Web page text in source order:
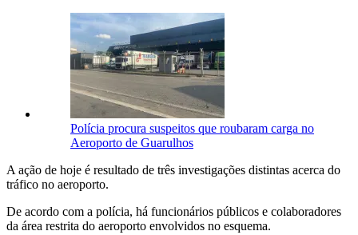
Polícia procura suspeitos que roubaram carga no
Aeroporto de Guarulhos
A ação de hoje é resultado de três investigações distintas acerca do
tráfico no aeroporto.
De acordo com a polícia, há funcionários públicos e colaboradores
da área restrita do aeroporto envolvidos no esquema.